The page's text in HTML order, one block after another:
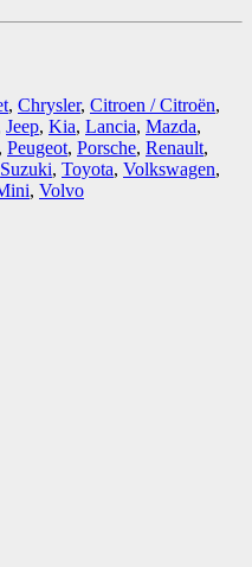
, Chrysler, Citroen / Citroën,
Jeep, Kia, Lancia, Mazda,
, Peugeot, Porsche, Renault,
Suzuki, Toyota, Volkswagen,
, Volvo